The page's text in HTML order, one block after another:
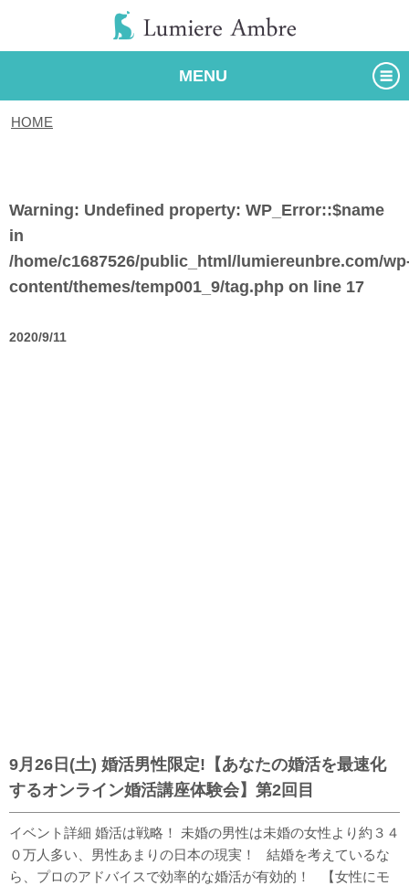
MENU
HOME
Warning: Undefined property: WP_Error::$name
in
/home/c1687526/public_html/lumiereunbre.com/
content/themes/temp001_9/tag.php on line 17
2020/9/11
9月26日(土) 婚活男性限定!【あなたの婚活を最速化
するオンライン婚活講座体験会】第2回目
イベント詳細 婚活は戦略！ 未婚の男性は未婚の女性より約３４
０万人多い、男性あまりの日本の現実！ 結婚を考えているな
ら、プロのアドバイスで効率的な婚活が有効的！ 【女性にモ